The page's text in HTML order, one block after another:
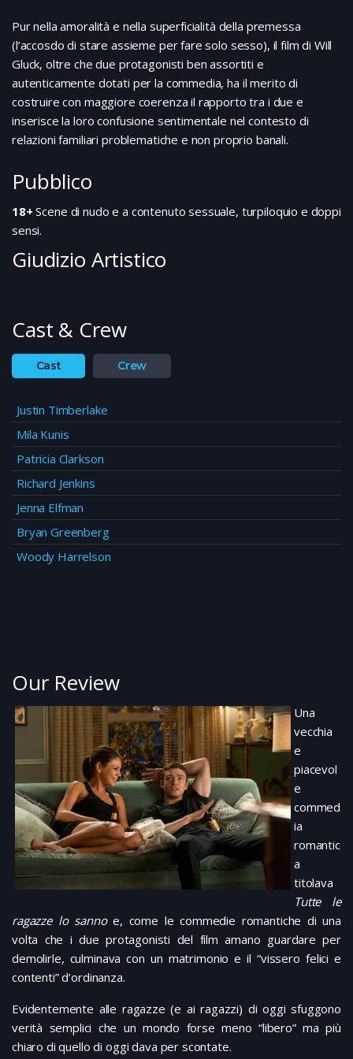
Pur nella amoralità e nella superficialità della premessa
(l’accosdo di stare assieme per fare solo sesso), il film di Will
Gluck, oltre che due protagonisti ben assortiti e
autenticamente dotati per la commedia, ha il merito di
costruire con maggiore coerenza il rapporto tra i due e
inserisce la loro confusione sentimentale nel contesto di
relazioni familiari problematiche e non proprio banali.
Pubblico
18+ Scene di nudo e a contenuto sessuale, turpiloquio e doppi
sensi.
Giudizio Artistico
Cast & Crew
Cast Crew
Justin Timberlake
Mila Kunis
Patricia Clarkson
Richard Jenkins
Jenna Elfman
Bryan Greenberg
Woody Harrelson
Our Review
Una
vecchia
e
piacevol
e
commed
ia
romantic
a
titolava
Tutte le
ragazze lo sannoe, come le commedie romantiche di una
volta che i due protagonisti del film amano guardare per
demolirle, culminava con un matrimonio e il “vissero felici e
contenti” d’ordinanza.
Evidentemente alle ragazze (e ai ragazzi) di oggi sfuggono
verità semplici che un mondo forse meno “libero” ma più
chiaro di quello di oggi dava per scontate.